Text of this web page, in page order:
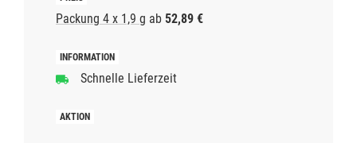
Packung 4 x 1,9 g ab 52,89 €
Schnelle Lieferzeit